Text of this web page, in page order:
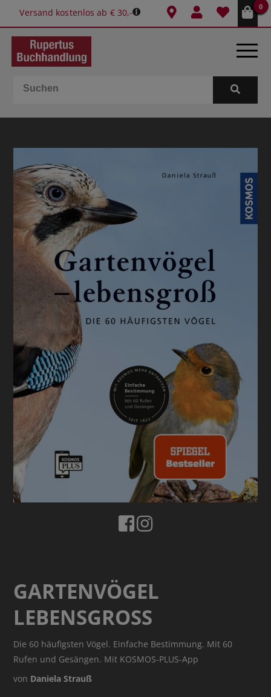
Versand kostenlos ab € 30,-
0
BÜCHER
SPIELE
GESCHENKIDEEN & MEHR
SCHULE & BÜRO
BUCHTIPPS
GARTENVÖGEL
LEBENSGROSS
Die 60 häufigsten Vögel. Einfache Bestimmung. Mit 60
Rufen und Gesängen. Mit KOSMOS-PLUS-App
von Daniela Strauß